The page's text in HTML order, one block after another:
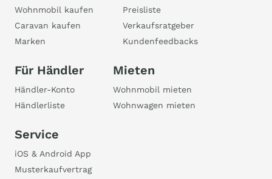
Wohnmobil kaufen
Caravan kaufen
Marken
Preisliste
Verkaufsratgeber
Kundenfeedbacks
Für Händler
Händler-Konto
Händlerliste
Mieten
Wohnmobil mieten
Wohnwagen mieten
Service
iOS & Android App
Musterkaufvertrag